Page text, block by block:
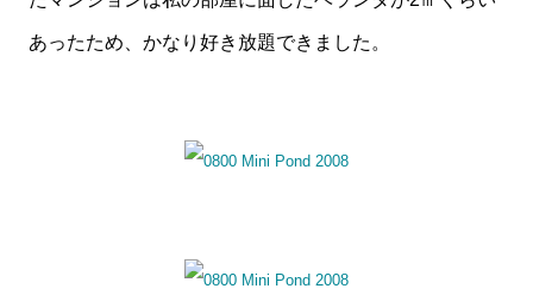
あったため、かなり好き放題できました。